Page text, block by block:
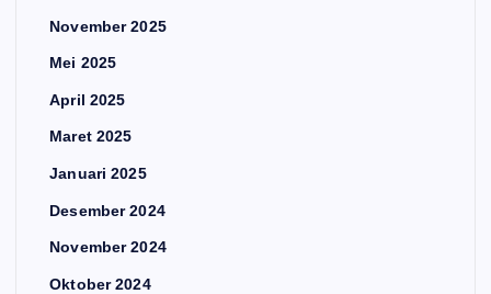
November 2025
Mei 2025
April 2025
Maret 2025
Januari 2025
Desember 2024
November 2024
Oktober 2024